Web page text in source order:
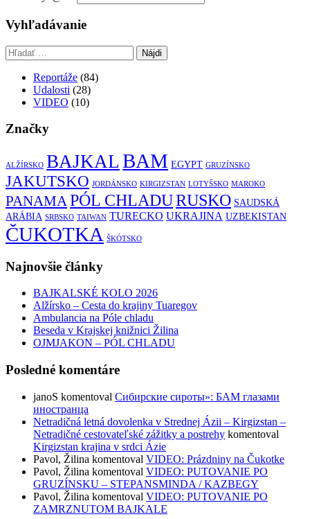
Vyhľadávanie
Hľadať:
Reportáže (84)
Udalosti (28)
VIDEO (10)
Značky
ALŽÍRSKO BAJKAL BAM EGYPT GRUZÍNSKO
JAKUTSKO JORDÁNSKO KIRGIZSTAN LOTYŠSKO MAROKO
PANAMAPÓL CHLADURUSKO SAUDSKÁ
ARÁBIA SRBSKO TAIWAN TURECKO UKRAJINA UZBEKISTAN
ČUKOTKA ŠKÓTSKO
Najnovšie články
BAJKALSKÉ KOLO 2026
Alžírsko – Cesta do krajiny Tuaregov
Ambulancia na Póle chladu
Beseda v Krajskej knižnici Žilina
OJMJAKON – PÓL CHLADU
Posledné komentáre
janoS komentoval Сибирские сироты»: БАМ глазами
иностранца
Netradičná letná dovolenka v Strednej Ázii – Kirgizstan –
Netradičné cestovateľské zážitky a postrehy komentoval
Kirgizstan krajina v srdci Ázie
Pavol, Žilina komentoval VIDEO: Prázdniny na Čukotke
Pavol, Žilina komentoval VIDEO: PUTOVANIE PO
GRUZÍNSKU – STEPANSMINDA / KAZBEGY
Pavol, Žilina komentoval VIDEO: PUTOVANIE PO
ZAMRZNUTOM BAJKALE